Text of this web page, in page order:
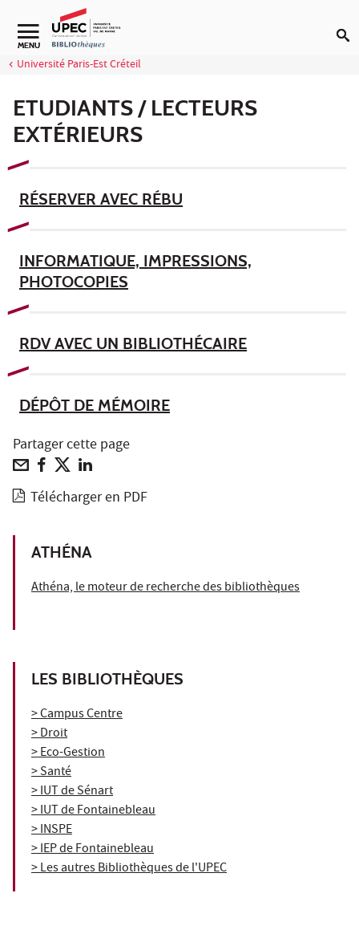
Aller au contenu
Navigation secondaire
MENU
Université Paris-Est Créteil
ETUDIANTS / LECTEURS
EXTÉRIEURS
RÉSERVER AVEC RÉBU
INFORMATIQUE, IMPRESSIONS,
PHOTOCOPIES
RDV AVEC UN BIBLIOTHÉCAIRE
DÉPÔT DE MÉMOIRE
Partager cette page
Télécharger en PDF
ATHÉNA
Athéna, le moteur de recherche des bibliothèques
LES BIBLIOTHÈQUES
> Campus Centre
> Droit
> Eco-Gestion
> Santé
> IUT de Sénart
> IUT de Fontainebleau
> INSPE
> IEP de Fontainebleau
> Les autres Bibliothèques de l'UPEC